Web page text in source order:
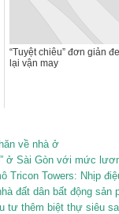
“Tuyệt chiêu” đơn giản
lại vận may
về nhà ở
ở Sài Gòn với mức
Tricon Towers: Nhịp
đất dân bất động sản
tư thêm biệt thự siêu